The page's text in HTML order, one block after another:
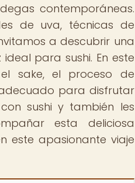
contemporáneas.
de uva, técnicas de
a descubrir una
para sushi. En este
sake, el proceso de
para disfrutar
sushi y también les
esta deliciosa
este apasionante viaje